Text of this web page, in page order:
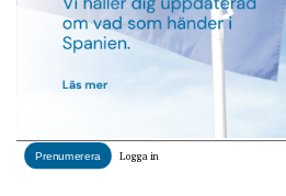
Prenumerera Logga in